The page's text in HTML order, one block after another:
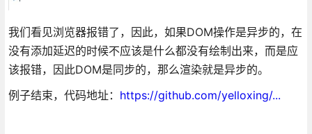
我们看见浏览器报错了，因此，如果DOM操作是异步的，在
没有添加延迟的时候不应该是什么都没有绘制出来，而是应
该报错，因此DOM是同步的，那么渲染就是异步的。
例子结束，代码地址： https://github.com/yelloxing/...